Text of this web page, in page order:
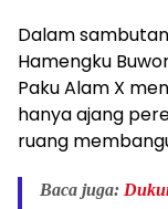
Dalam
Hamengku
Paku Alam X
hanya ajang
ruang
Baca juga: